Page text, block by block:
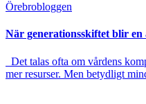
Örebro­bloggen
När generationsskiftet blir
Det talas ofta om vårdens
mer resurser. Men betydligt